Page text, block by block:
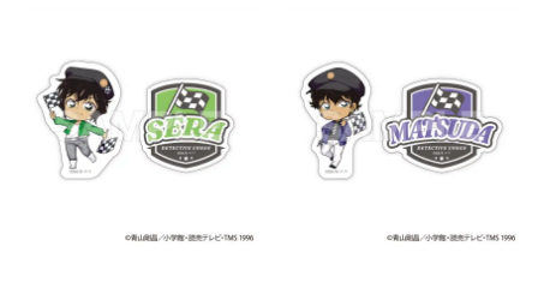
名探偵コナン ダイカットステッ
カー2枚セット チェッカーフラッ
グ① (世良 真純)【再販】 2026年
10月上旬発売
名探偵コナン ダイカットステッ
カー2枚セット チェッカーフラッ
グ① (松田 陣平)【再販】 2026年
10月上旬発売